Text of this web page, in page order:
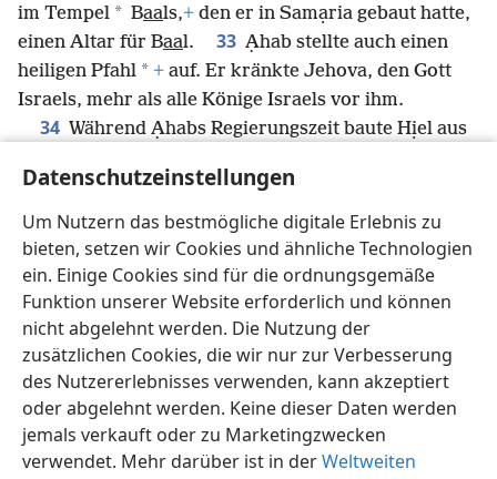
Datenschutzeinstellungen
Um Nutzern das bestmögliche digitale Erlebnis zu
bieten, setzen wir Cookies und ähnliche Technologien
ein. Einige Cookies sind für die ordnungsgemäße
Funktion unserer Website erforderlich und können
nicht abgelehnt werden. Die Nutzung der
zusätzlichen Cookies, die wir nur zur Verbesserung
des Nutzererlebnisses verwenden, kann akzeptiert
oder abgelehnt werden. Keine dieser Daten werden
jemals verkauft oder zu Marketingzwecken
verwendet. Mehr darüber ist in derWeltweiten
im Tempel * Baals,+ den er in Samạria gebaut hatte,
einen Altar für Baal. 33 Ạhab stellte auch einen
heiligen Pfahl * + auf. Er kränkte Jehova, den Gott
Israels, mehr als alle Könige Israels vor ihm.
34 Während Ạhabs Regierungszeit baute Hịel aus
legte, kostete ihn das seinen Erstgeborenen, Abịram,
und als er die Tore einsetzte, verlor er seinen
jüngsten Sohn, Sẹgub. Es kam so, wie Jehova es
durch Jọsua, den Sohn Nuns, angekündigt hatte.
Deutsch Teilen Einstellungen
Copyright© 2026 Watch Tower Bible and Tract Society of Pennsylvania
Nutzungsbedingungen
Datenschutzerklärung
Datenschutzeinstellungen
JW.ORG Anmelden